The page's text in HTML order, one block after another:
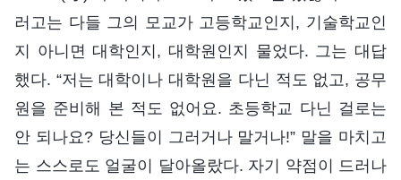
러고는 다들 그의 모교가 고등학교인지, 기술학교인
지 아니면 대학인지, 대학원인지 물었다. 그는 대답
했다. “저는 대학이나 대학원을 다닌 적도 없고, 공무
원을 준비해 본 적도 없어요. 초등학교 다닌 걸로는
안 되나요? 당신들이 그러거나 말거나!” 말을 마치고
는 스스로도 얼굴이 달아올랐다. 자기 약점이 드러나